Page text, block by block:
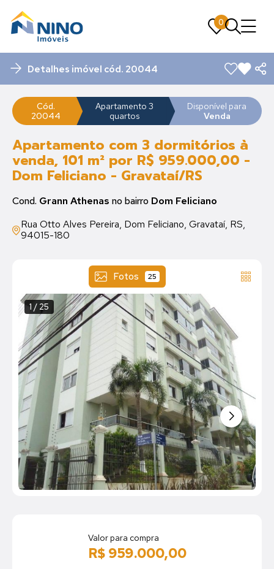
0
0
Detalhes imóvel cód. 20044
Cód.
20044
Apartamento 3
quartos
Disponível para
Venda
Apartamento com 3 dormitórios à
venda, 101 m² por R$ 959.000,00 -
Dom Feliciano - Gravataí/RS
Cond. Grann Athenas no bairro Dom Feliciano
Rua Otto Alves Pereira, Dom Feliciano, Gravataí, RS,
94015-180
Fotos 25
1 / 25
Valor para compra
R$ 959.000,00